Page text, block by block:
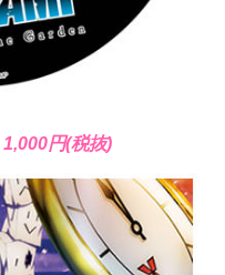
1,000円(税抜)